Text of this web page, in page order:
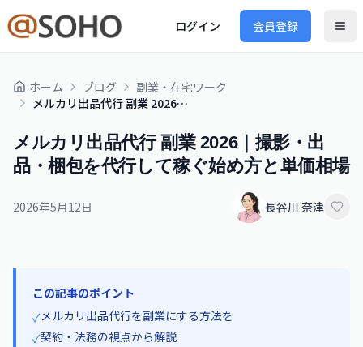
ログイン 会員登録
ホーム ブログ
副業・在宅ワーク
メルカリ出品代行 副業 2026｜撮影・出品・梱包を代行して稼ぐ始め方と単価相場
メルカリ出品代行 副業 2026｜撮影・出
品・梱包を代行して稼ぐ始め方と単価相場
2026年5月12日 長谷川 奈津
この記事のポイント
✓メルカリ出品代行を副業にする方法を
✓契約・法務の視点から解説